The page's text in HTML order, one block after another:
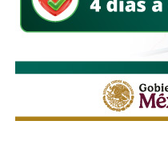
Estas medidas buscan
ordenado y seguro
movilidad de quienes
de peatones, usuarios del
de las zonas aledañas.